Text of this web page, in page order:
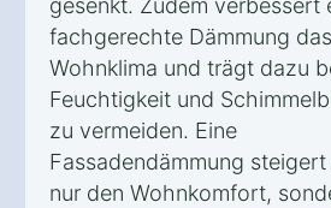
gesenkt. Zudem verbessert
fachgerechte Dämmung das
Wohnklima und trägt dazu
Feuchtigkeit und
zu vermeiden. Eine
Fassadendämmung
nur den Wohnkomfort,